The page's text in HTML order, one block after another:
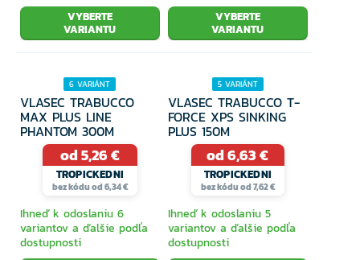
VYBERTE
VARIANTU
VYBERTE
VARIANTU
6 VARIÁNT
VLASEC TRABUCCO
MAX PLUS LINE
PHANTOM 300M
od 5,26 €
TROPICKEDNI
bez kódu od 6,34 €
Ihneď k odoslaniu 6
variantov a ďalšie podľa
dostupnosti
5 VARIÁNT
VLASEC TRABUCCO T-
FORCE XPS SINKING
PLUS 150M
od 6,63 €
TROPICKEDNI
bez kódu od 7,62 €
Ihneď k odoslaniu 5
variantov a ďalšie podľa
dostupnosti